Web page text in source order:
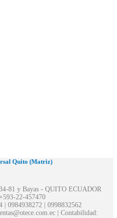
Quito (Matriz)
81 y Bayas - QUITO ECUADOR
22-457470
| 0984938272 | 0998832562
| Contabilidad: